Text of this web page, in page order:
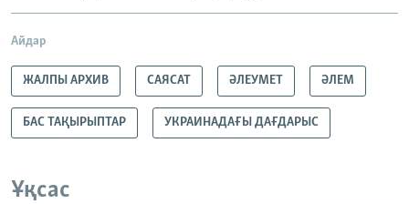
Айдар
ЖАЛПЫ АРХИВ САЯСАТ ӘЛЕУМЕТ ӘЛЕМ
БАС ТАҚЫРЫПТАР УКРАИНАДАҒЫ ДАҒДАРЫС
Ұқсас